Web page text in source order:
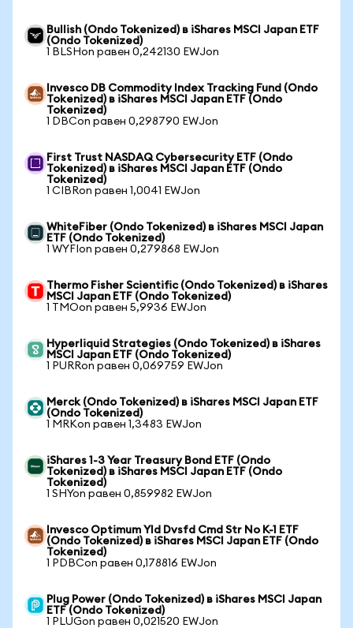
Bullish (Ondo Tokenized) в iShares MSCI Japan ETF
(Ondo Tokenized)
1 BLSHon равен 0,242130 EWJon
Invesco DB Commodity Index Tracking Fund (Ondo
Tokenized) в iShares MSCI Japan ETF (Ondo
Tokenized)
1 DBCon равен 0,298790 EWJon
First Trust NASDAQ Cybersecurity ETF (Ondo
Tokenized) в iShares MSCI Japan ETF (Ondo
Tokenized)
1 CIBRon равен 1,0041 EWJon
WhiteFiber (Ondo Tokenized) в iShares MSCI Japan
ETF (Ondo Tokenized)
1 WYFIon равен 0,279868 EWJon
Thermo Fisher Scientific (Ondo Tokenized) в iShares
MSCI Japan ETF (Ondo Tokenized)
1 TMOon равен 5,9936 EWJon
Hyperliquid Strategies (Ondo Tokenized) в iShares
MSCI Japan ETF (Ondo Tokenized)
1 PURRon равен 0,069759 EWJon
Merck (Ondo Tokenized) в iShares MSCI Japan ETF
(Ondo Tokenized)
1 MRKon равен 1,3483 EWJon
iShares 1-3 Year Treasury Bond ETF (Ondo
Tokenized) в iShares MSCI Japan ETF (Ondo
Tokenized)
1 SHYon равен 0,859982 EWJon
Invesco Optimum Yld Dvsfd Cmd Str No K-1 ETF
(Ondo Tokenized) в iShares MSCI Japan ETF (Ondo
Tokenized)
1 PDBCon равен 0,178816 EWJon
Plug Power (Ondo Tokenized) в iShares MSCI Japan
ETF (Ondo Tokenized)
1 PLUGon равен 0,021520 EWJon